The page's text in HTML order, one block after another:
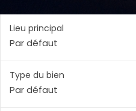
Lieu principal
Par défaut
Type du bien
Par défaut